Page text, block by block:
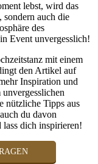
lebst, wird das
sondern auch die
des
Event unvergesslich!
mit einem
den Artikel auf
Inspiration und
nützliche Tipps aus
du davon
dich inspirieren!